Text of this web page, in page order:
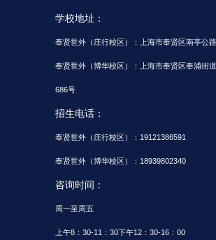
学校地址：
奉贤世外（庄行校区）：上海市奉贤区南亭公
奉贤世外（博华校区）：上海市奉贤区奉浦街
686号
招生电话：
奉贤世外（庄行校区）：19121386591
奉贤世外（博华校区）：18939802340
咨询时间：
周一至周五
上午8：30-11：30下午12：30-16：00